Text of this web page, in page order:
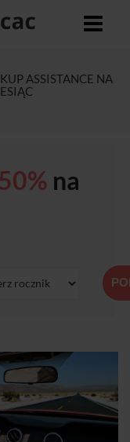
ASSISTANCE NA
50% na